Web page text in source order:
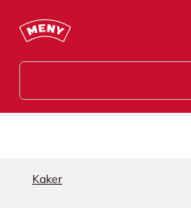
Kaker